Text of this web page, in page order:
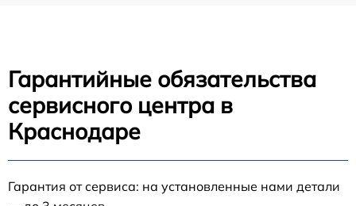
Гарантийные обязательства
сервисного центра в
Краснодаре
Гарантия от сервиса: на установленные нами детали